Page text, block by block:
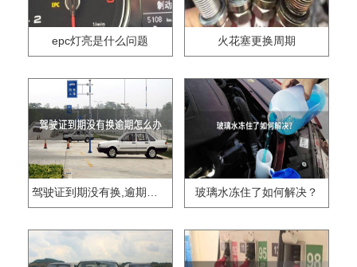
epc灯亮是什么问题 火花塞更换周期
驾驶证到期没有换,逾期怎么办?? 玻璃水冻住了如何解决？